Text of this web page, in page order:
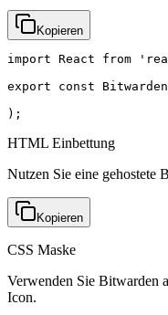
Kopieren
import React from
export const
);
HTML Einbettung
Nutzen Sie eine gehostete
Kopieren
CSS Maske
Verwenden Sie Bitwarden
Icon.